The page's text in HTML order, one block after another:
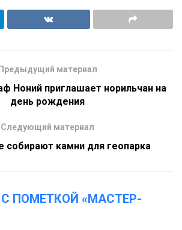
Предыдущий материал
Ноний приглашает норильчан на
день рождения
Следующий материал
собирают камни для геопарка
ПОМЕТКОЙ «МАСТЕР-